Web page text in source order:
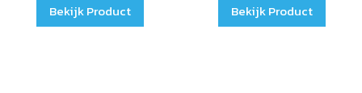
Bekijk Product Bekijk Product